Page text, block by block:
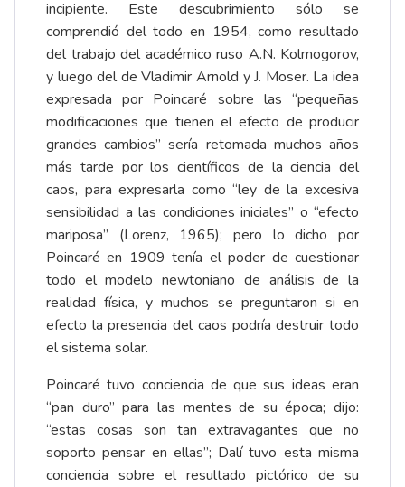
incipiente. Este descubrimiento sólo se
comprendió del todo en 1954, como resultado
del trabajo del académico ruso A.N. Kolmogorov,
y luego del de Vladimir Arnold y J. Moser. La idea
expresada por Poincaré sobre las “pequeñas
modificaciones que tienen el efecto de producir
grandes cambios” sería retomada muchos años
más tarde por los científicos de la ciencia del
caos, para expresarla como “ley de la excesiva
sensibilidad a las condiciones iniciales” o “efecto
mariposa” (Lorenz, 1965); pero lo dicho por
Poincaré en 1909 tenía el poder de cuestionar
todo el modelo newtoniano de análisis de la
realidad física, y muchos se preguntaron si en
efecto la presencia del caos podría destruir todo
el sistema solar.
Poincaré tuvo conciencia de que sus ideas eran
“pan duro” para las mentes de su época; dijo:
“estas cosas son tan extravagantes que no
soporto pensar en ellas”; Dalí tuvo esta misma
conciencia sobre el resultado pictórico de su